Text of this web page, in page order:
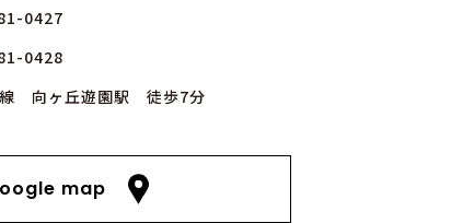
0427
0428
向ヶ丘遊園駅 徒歩7分
map